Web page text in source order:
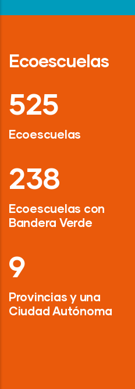
Ecoescuelas
718
Ecoescuelas
326
Ecoescuelas con
Bandera Verde
13
Provincias y una
Ciudad Autónoma